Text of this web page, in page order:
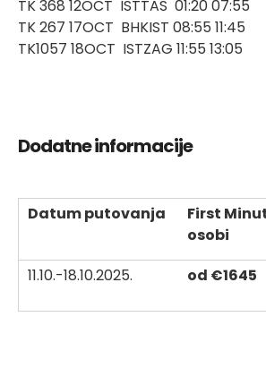
TK 368 12OCT ISTTAS 01:20 07:55
TK 267 17OCT BHKIST 08:55 11:45
TK1057 18OCT ISTZAG 11:55 13:05
Dodatne informacije
Datum putovanja
First
osobi
11.10.-18.10.2025.
od €1645